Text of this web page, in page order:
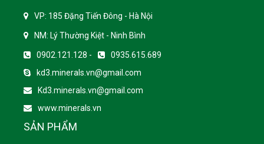
VP: 185 Đặng Tiến Đông - Hà Nội
NM: Lý Thường Kiệt - Ninh Bình
0902.121.128 -
0935.615.689
kd3.minerals.vn@gmail.com
Kd3.minerals.vn@gmail.com
www.minerals.vn
SẢN PHẨM